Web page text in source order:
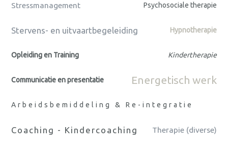
Stressmanagement Psychosociale therapie
Stervens- en uitvaartbegeleiding Hypnotherapie
Opleiding en Training Kindertherapie
Communicatie en presentatie Energetisch werk
Arbeidsbemiddeling & Re-integratie
Coaching - Kindercoaching Therapie (diverse)